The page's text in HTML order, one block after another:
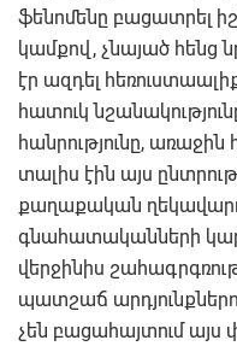
ֆենոմենը բացատրել
կամքով, չնայած հենց
էր ազդել
հատուկ
հանրությունը, առաջին
տալիս էին այս
քաղաքական
գնահատականների
վերջինիս
պատշաճ
չեն բացահայտում